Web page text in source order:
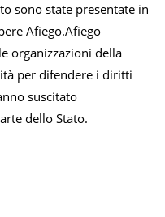
sono state presentate in
Afiego.Afiego
organizzazioni della
per difendere i diritti
suscitato
dello Stato.